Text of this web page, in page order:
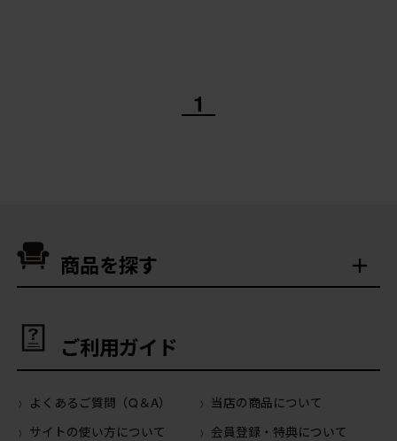
1
商品を探す
ご利用ガイド
よくあるご質問（Q＆A）
当店の商品について
サイトの使い方について
会員登録・特典について